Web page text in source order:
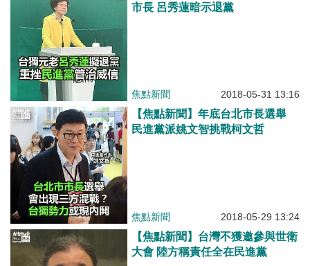
市長 呂秀蓮暗示退黨
焦點新聞 2018-05-31 13:16
【焦點新聞】年底台北市長選舉
民進黨派姚文智挑戰柯文哲
焦點新聞 2018-05-29 13:24
【焦點新聞】台灣不獲邀參與世衛
大會 陸方稱責任全在民進黨